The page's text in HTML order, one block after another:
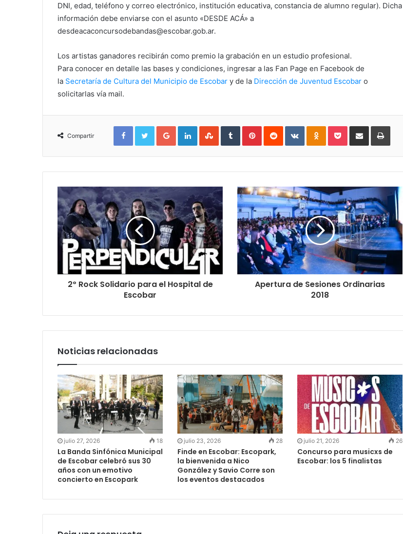
DNI, edad, teléfono y correo electrónico, institución educativa, constancia de alumno regular). Dicha
información debe enviarse con el asunto «DESDE ACÁ» a
desdeacaconcursodebandas@escobar.gob.ar.
Los artistas ganadores recibirán como premio la grabación en un estudio profesional.
Para conocer en detalle las bases y condiciones, ingresar a las Fan Page en Facebook de
la Secretaría de Cultura del Municipio de Escobar y de la Dirección de Juventud Escobar o
solicitarlas vía mail.
Compartir
FacebookTwitterGoogle+LinkedInStumbleUpon
TumblrPinterestReddit VKontakteOdnoklassniki
PocketShare
Email
Print
2º Rock Solidario para el Hospital de
Escobar
Apertura de Sesiones Ordinarias
2018
Noticias relacionadas
julio 27, 2026 18
La Banda Sinfónica Municipal
de Escobar celebró sus 30
años con un emotivo
concierto en Escopark
julio 23, 2026 28
Finde en Escobar: Escopark,
la bienvenida a Nico
González y Savio Corre son
los eventos destacados
julio 21, 2026 26
Concurso para musicxs de
Escobar: los 5 finalistas